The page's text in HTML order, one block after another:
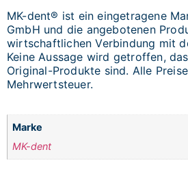
MK-dent® ist ein eingetragene
GmbH und die angebotenen
wirtschaftlichen Verbindung mit
Keine Aussage wird getroffen,
Original-Produkte sind. Alle
Mehrwertsteuer.
Marke
MK-dent